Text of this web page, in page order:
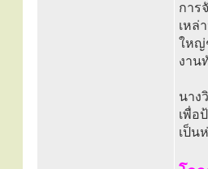
การ
เหล่
ใหญ่
งาน
นาง
เพื่อ
เป็น